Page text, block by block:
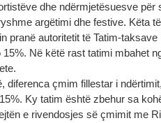
dhe ndërmjetësuesve për
argëtimi dhe festive. Këta
pranë autoritetit të Tatim-taksave
Në këtë rast tatimi mbahet
diferenca çmim fillestar i
Ky tatim është zbehur sa
e rivendosjes së çmimit me